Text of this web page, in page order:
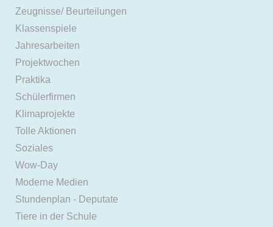
Zeugnisse/ Beurteilungen
Klassenspiele
Jahresarbeiten
Projektwochen
Praktika
Schülerfirmen
Klimaprojekte
Tolle Aktionen
Soziales
Wow-Day
Moderne Medien
Stundenplan - Deputate
Tiere in der Schule